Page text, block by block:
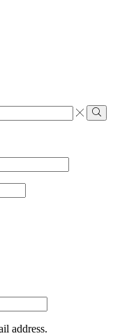
Search
address.